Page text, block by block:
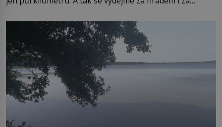
Boskovice na okraji Drahanské vrchoviny vznikla někdy
ve13. století, a už v roce 1313 kronikáři zaznamenali